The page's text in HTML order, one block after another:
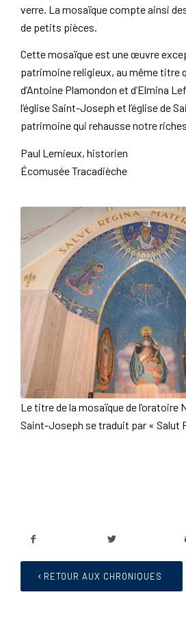
verre. La mosaïque compte ainsi
de petits pièces.
Cette mosaïque est une œuvre
patrimoine religieux, au même titre
d’Antoine Plamondon et d’Elmina
l’église Saint-Joseph et l’église de
patrimoine qui rehausse notre
Paul Lemieux, historien
Écomusée Tracadièche
Le titre de la mosaïque de l’oratoire
Saint-Joseph se traduit par « Salut
RETOUR AUX CHRONIQUES